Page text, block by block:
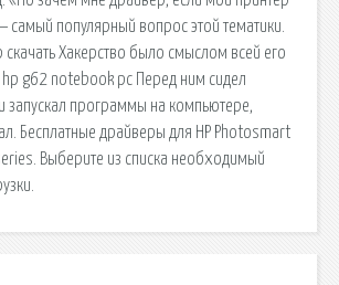
самый популярный вопрос этой тематики.
Хакерство было смыслом всей его
g62 notebook pc Перед ним сидел
запускал программы на компьютере,
Бесплатные драйверы для HP Photosmart
Выберите из списка необходимый